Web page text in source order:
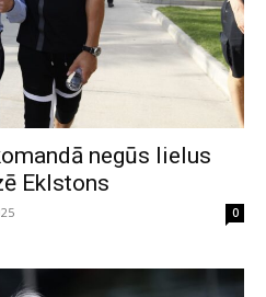
negūs lielus
Eklstons
0